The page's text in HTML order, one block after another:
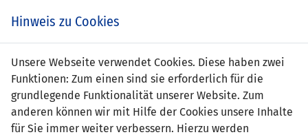
Leis Zekan
Position:
Hinweis zu Cookies
Unsere Webseite verwendet Cookies. Diese haben zwei
Funktionen: Zum einen sind sie erforderlich für die
grundlegende Funktionalität unserer Website. Zum
anderen können wir mit Hilfe der Cookies unsere Inhalte
für Sie immer weiter verbessern. Hierzu werden